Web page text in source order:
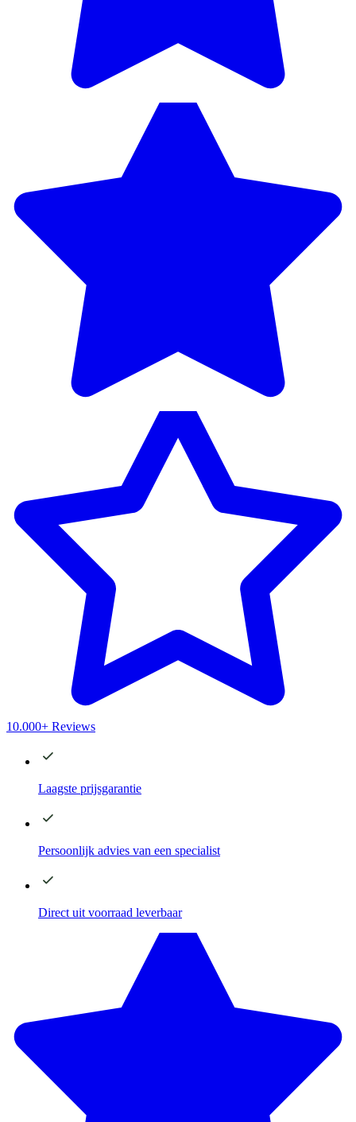
10.000+ Reviews
Laagste prijsgarantie
Persoonlijk advies van een specialist
Direct uit voorraad leverbaar